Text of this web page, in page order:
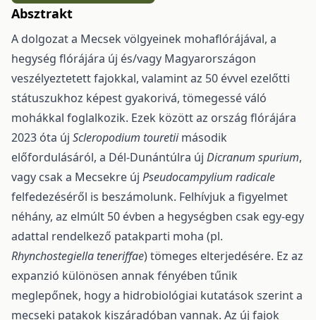
Absztrakt
A dolgozat a Mecsek völgyeinek mohaflórájával, a
hegység flórájára új és/vagy Magyar­országon
veszélyeztetett fajokkal, valamint az 50 évvel ezelőtti
státuszukhoz képest gyakorivá, töme­gessé váló
mohákkal foglalkozik. Ezek között az ország flórájára
2023 óta új Scleropodium touretiimá­sodik
előfordulásáról, a Dél-Dunántúlra új Dicranum spurium,
vagy csak a Mecsekre új Pseudocampyli­um radicale
felfedezéséről is beszámolunk. Felhívjuk a figyelmet
néhány, az elmúlt 50 évben a hegység­ben csak egy-egy
adattal rendelkező patakparti moha (pl.
Rhynchostegiella teneriffae) tömeges elterje­désére. Ez az
expanzió különösen annak fényében tűnik
meglepőnek, hogy a hidrobiológiai kutatások szerint a
mecseki patakok kiszáradóban vannak. Az új fajok